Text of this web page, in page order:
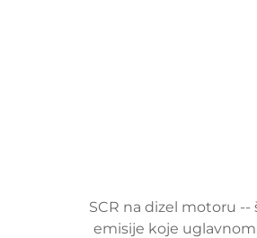
SCR na dizel motoru
emisije koje